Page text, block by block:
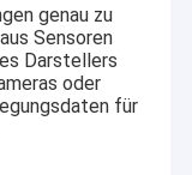
genau zu
Sensoren
Darstellers
oder
für
Autokamera
in vielen
tragbarem Gerät,
mit
Bildverarbeitung,
mögliches Produkt,